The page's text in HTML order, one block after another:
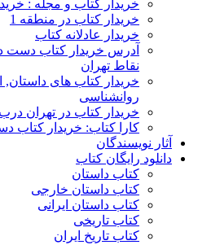
خریدار کتاب و مجله :
خریدار کتاب در منطقه 1
خریدار عادلانه کتاب
آدرس خریدار کتاب دست
نقاط تهران
خریدار کتاب های داستان,
روانشناسی
خریدار کتاب در تهران
کارا کتاب: خریدار کتاب
آثار نویسندگان
دانلود رایگان کتاب
کتاب داستان
کتاب داستان خارجی
کتاب داستان ایرانی
کتاب تاریخی
کتاب تاریخ ایران